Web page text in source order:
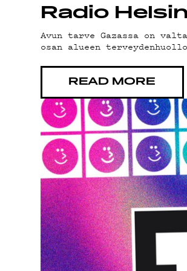
Radio
Avun tarve Gazassa on
osan alueen
READ MORE